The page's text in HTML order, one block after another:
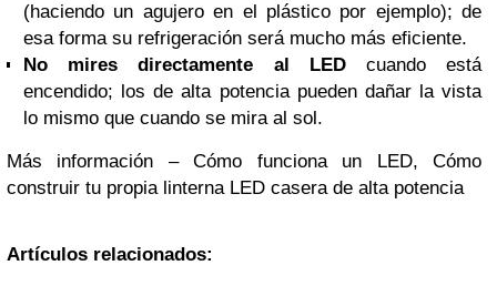
(haciendo un agujero en el plástico por ejemplo); de
esa forma su refrigeración será mucho más eficiente.
No mires directamente al LEDcuando está
encendido; los de alta potencia pueden dañar la vista
lo mismo que cuando se mira al sol.
Más información – Cómo funciona un LED, Cómo
construir tu propia linterna LED casera de alta potencia
Artículos relacionados: